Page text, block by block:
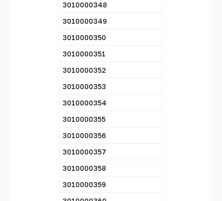
3010000348
3010000349
3010000350
3010000351
3010000352
3010000353
3010000354
3010000355
3010000356
3010000357
3010000358
3010000359